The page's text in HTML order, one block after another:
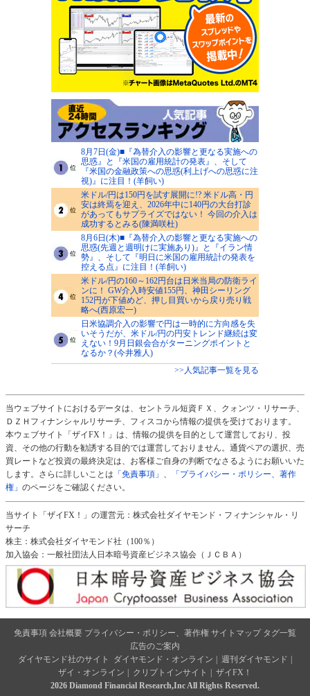
8月7日(金)■『為替介入の影響と更なる実施への
思惑』と『米国の雇用統計の発表』、そして
『米国の金融政策への思惑(利上げへの思惑に注
視)』に注目！(羊飼い)
米ドル/円は150円を試す展開に!? 米ドル高・円
安は終焉を迎え、2026年中に140円の大台打診
があってもサプライズではない！ 今回の介入は
成功するとみる(陳満咲杜)
8月6日(木)■『為替介入の影響と更なる実施への
思惑(先週と週明けに実施あり)』と『イラン情
勢』、そして『明日に米国の雇用統計の発表を
控える点』に注目！(羊飼い)
米ドル/円の160～162円台は日米当局の防衛ライ
ンに！ GW介入時安値155円、神田シーリング
152円が下値めど、押し目買いから戻り売り戦
略へ(西原宏一)
日米協調介入の影響で円は一時的に方向感を失
いそうだが、米ドル/円の円安トレンド継続は変
えない！9月日銀会合がターニングポイントと
なるか？(今井雅人)
>>人気記事一覧を見る
当ウェブサイトにおけるデータは、セントラル短資ＦＸ、クォンツ・リサーチ、
ＤＺＨフィナンシャルリサーチ、フィスコから情報の提供を受けております。
本ウェブサイト「ザイFX！」は、情報の提供を目的として運営しており、投
資、その他の行動を勧誘する目的では運営しておりません。通貨ペアの選択、売
買レートなど投資の最終決定は、お客様ご自身の判断でなさるようにお願いいた
します。さらに詳しいことは 「免責事項」 、
「プライバシー・ポリシー、著作
権」 のページをご確認ください。
当サイト「ザイFX！」の運営元：株式会社ダイヤモンド・フィナンシャル・リ
サーチ
株主：株式会社ダイヤモンド社（100％）
加入協会：一般社団法人日本暗号資産ビジネス協会（ＪＣＢＡ）
免責事項 会社概要 プライバシー・ポリシー、著作権 サイトマップ タグ一覧
広告のご案内
ダイヤモンド社のサイト
ダイヤモンド・オンライン | 週刊ダイヤモンド |
ザイ・オンライン | クリプトインサイト | ザイFX！
2026 Diamond Financial Research,Inc All Rights Reserved.